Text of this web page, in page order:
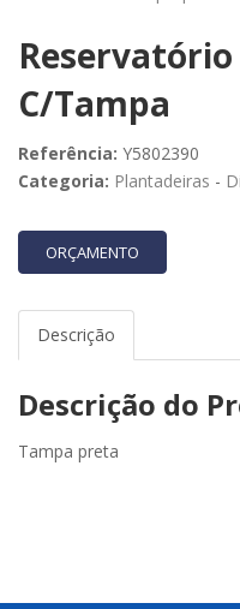
C/Tampa
Referência: Y5802390
Categoria: Plantadeiras -
ORÇAMENTO
Descrição
Descrição do
Tampa preta